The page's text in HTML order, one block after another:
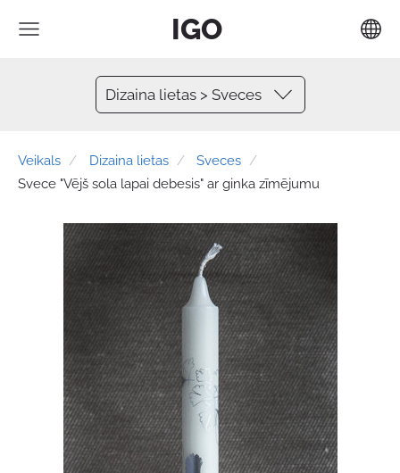
IGO
Dizaina lietas > Sveces
Veikals Dizaina lietas
Sveces
Svece "Vējš sola lapai debesis" ar ginka zīmējumu